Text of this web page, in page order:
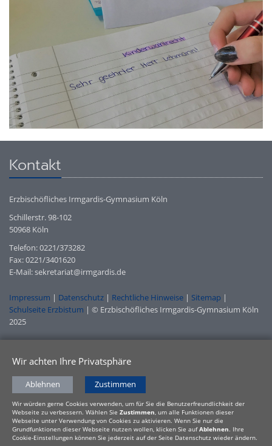
Kontakt
Erzbischöfliches Irmgardis-Gymnasium Köln
Schillerstr. 98-102
50968 Köln
Telefon: 0221/373282
Fax: 0221/3401620
E-Mail: sekretariat@irmgardis.de
Impressum | Datenschutz | Rechtliche Hinweise | Sitemap |
Schulseite Erzbistum | © Erzbischöfliches Irmgardis-Gymnasium Köln
2025
Wir achten Ihre Privatsphäre
Ablehnen Zustimmen
Wir würden gerne Cookies verwenden, um für Sie die Benutzerfreundlichkeit der
Webseite zu verbessern. Wählen Sie Zustimmen, um alle Funktionen dieser
Webseite unter Verwendung von Cookies zu aktivieren. Wenn Sie nur die
Grundfunktionen dieser Webseite nutzen wollen, klicken Sie aufAblehnen. Ihre
Cookie-Einstellungen können Sie jederzeit auf der Seite Datenschutz wieder ändern.